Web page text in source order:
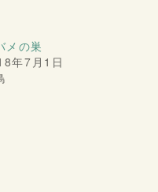
メの巣
年7月1日